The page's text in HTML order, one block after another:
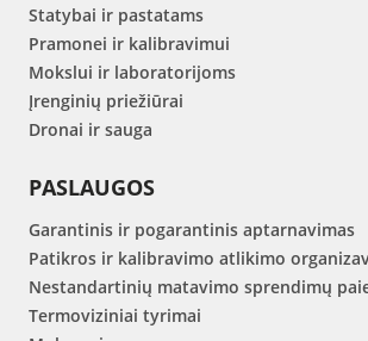
Statybai ir pastatams
Pramonei ir kalibravimui
Mokslui ir laboratorijoms
Įrenginių priežiūrai
Dronai ir sauga
PASLAUGOS
Garantinis ir pogarantinis aptarnavimas
Patikros ir kalibravimo atlikimo
Nestandartinių matavimo sprendimų
Termoviziniai tyrimai